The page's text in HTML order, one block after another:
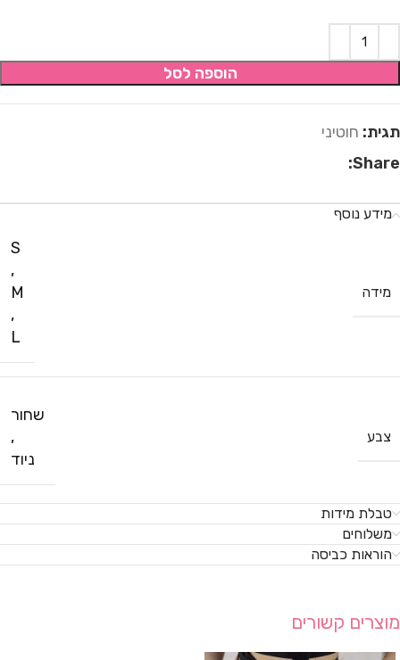
הוספה לסל
תגית: חוטיני
Share:
מידע נוסף
מידה
S
,
M
,
L
צבע
שחור
,
ניוד
טבלת מידות
משלוחים
הוראות כביסה
מוצרים קשורים